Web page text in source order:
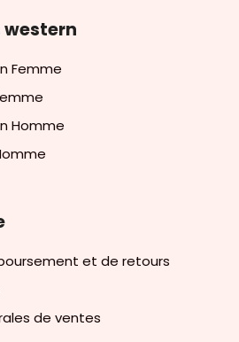
western
Femme
Homme
et de retours
de ventes